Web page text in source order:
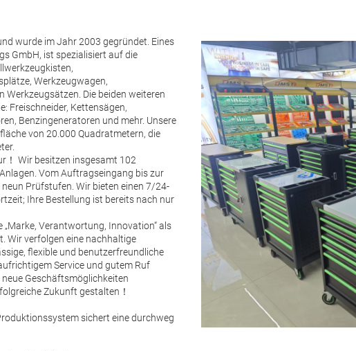
wurde im Jahr 2003 gegründet. Eines
GmbH, ist spezialisiert auf die
Werkzeugwagen,
Die beiden weiteren
Freischneider, Kettensägen,
Benzingeneratoren und mehr. Unsere
von 20.000 Quadratmetern, die
！ Wir besitzen insgesamt 102
Vom Auftragseingang bis zur
Prüfstufen. Wir bieten einen 7/24-
Ihre Bestellung ist bereits nach nur
Verantwortung, Innovation“ als
Wir verfolgen eine nachhaltige
flexible und benutzerfreundliche
Service und gutem Ruf
Geschäftsmöglichkeiten
Zukunft gestalten！
sichert eine durchweg